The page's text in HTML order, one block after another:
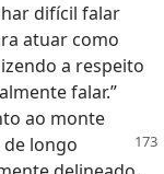
difícil falar
atuar como
a respeito
falar.”
ao monte
de longo